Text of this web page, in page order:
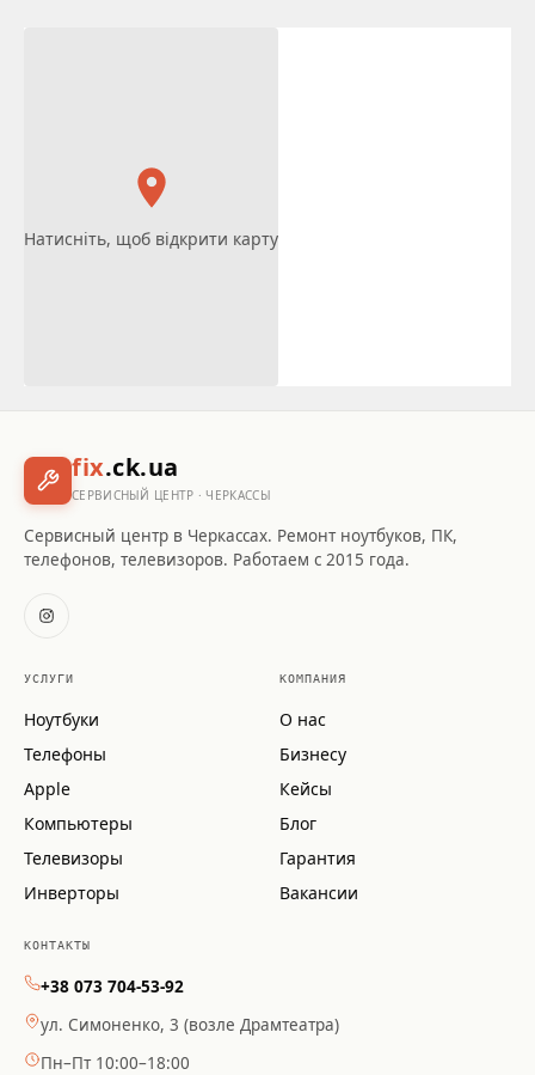
Натисніть, щоб відкрити карту
fix.ck.ua
СЕРВИСНЫЙ ЦЕНТР · ЧЕРКАССЫ
Сервисный центр в Черкассах. Ремонт ноутбуков, ПК,
телефонов, телевизоров. Работаем с 2015 года.
УСЛУГИ
Ноутбуки
Телефоны
Apple
Компьютеры
Телевизоры
Инверторы
КОМПАНИЯ
О нас
Бизнесу
Кейсы
Блог
Гарантия
Вакансии
КОНТАКТЫ
+38 073 704-53-92
ул. Симоненко, 3 (возле Драмтеатра)
Пн–Пт 10:00–18:00